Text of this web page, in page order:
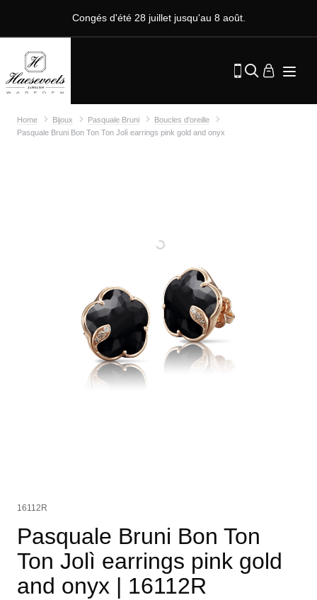
Congés d'été 28 juillet jusqu'au 8 août.
Home Bijoux Pasquale Bruni
Boucles d'oreille
Pasquale Bruni Bon Ton Ton Jolì earrings pink gold and onyx
16112R
Pasquale Bruni Bon Ton
Ton Jolì earrings pink gold
and onyx | 16112R